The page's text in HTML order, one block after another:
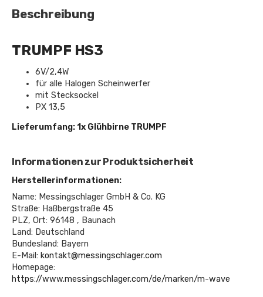
Beschreibung
TRUMPF HS3
6V/2,4W
für alle Halogen Scheinwerfer
mit Stecksockel
PX 13,5
Lieferumfang: 1x Glühbirne TRUMPF
Informationen zur Produktsicherheit
Herstellerinformationen:
Name: Messingschlager GmbH & Co. KG
Straße: Haßbergstraße 45
PLZ, Ort: 96148 , Baunach
Land: Deutschland
Bundesland: Bayern
E-Mail: kontakt@messingschlager.com
Homepage:
https://www.messingschlager.com/de/marken/m-wave